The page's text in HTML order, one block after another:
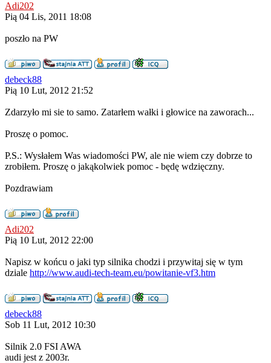
Adi202
Pią 04 Lis, 2011 18:08
poszło na PW
debeck88
Pią 10 Lut, 2012 21:52
Zdarzyło mi sie to samo. Zatarłem wałki i głowice na zaworach...
Proszę o pomoc.
P.S.: Wysłałem Was wiadomości PW, ale nie wiem czy dobrze to
zrobiłem. Proszę o jakąkolwiek pomoc - będę wdzięczny.
Pozdrawiam
Adi202
Pią 10 Lut, 2012 22:00
Napisz w końcu o jaki typ silnika chodzi i przywitaj się w tym
dziale http://www.audi-tech-team.eu/powitanie-vf3.htm
debeck88
Sob 11 Lut, 2012 10:30
Silnik 2.0 FSI AWA
audi jest z 2003r.